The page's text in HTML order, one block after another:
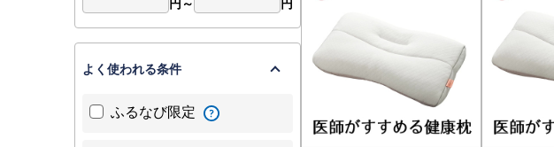
円～ 円
よく使われる条件
ふるなび限定